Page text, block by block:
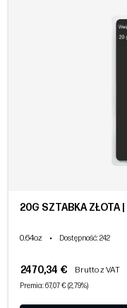
20G SZTABKA ZŁOTA |
0.64oz • Dostępność: 242
2470,34 € Brutto z VAT
Premia: 67,07 € (2,79%)